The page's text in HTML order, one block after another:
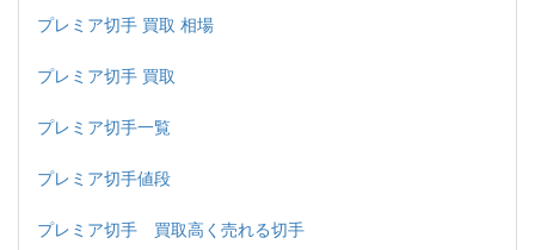
プレミア切手 買取 相場
プレミア切手 買取
プレミア切手一覧
プレミア切手値段
プレミア切手 買取高く売れる切手